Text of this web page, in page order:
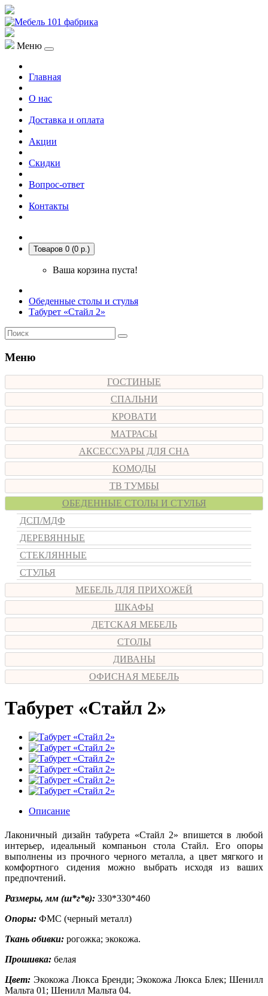
Меню
Главная
О нас
Доставка и оплата
Акции
Скидки
Вопрос-ответ
Контакты
Товаров 0 (0 р.)
Ваша корзина пуста!
Обеденные столы и стулья
Табурет «Стайл 2»
Меню
ГОСТИНЫЕ
СПАЛЬНИ
КРОВАТИ
МАТРАСЫ
АКСЕССУАРЫ ДЛЯ СНА
КОМОДЫ
ТВ ТУМБЫ
ОБЕДЕННЫЕ СТОЛЫ И СТУЛЬЯ
ДСП/МДФ
ДЕРЕВЯННЫЕ
СТЕКЛЯННЫЕ
СТУЛЬЯ
МЕБЕЛЬ ДЛЯ ПРИХОЖЕЙ
ШКАФЫ
ДЕТСКАЯ МЕБЕЛЬ
СТОЛЫ
ДИВАНЫ
ОФИСНАЯ МЕБЕЛЬ
Табурет «Стайл 2»
Описание
Лаконичный дизайн табурета «Стайл 2» впишется в любой
интерьер, идеальный компаньон стола Стайл. Его опоры
выполнены из прочного черного металла, а цвет мягкого и
комфортного сидения можно выбрать исходя из ваших
предпочтений.
Размеры, мм (ш*г*в): 330*330*460
Опоры: ФМС (черный металл)
Ткань обивки: рогожка; экокожа.
Прошивка: белая
Цвет: Экокожа Люкса Бренди;Экокожа Люкса Блек; Шенилл
Мальта 01; Шенилл Мальта 04.